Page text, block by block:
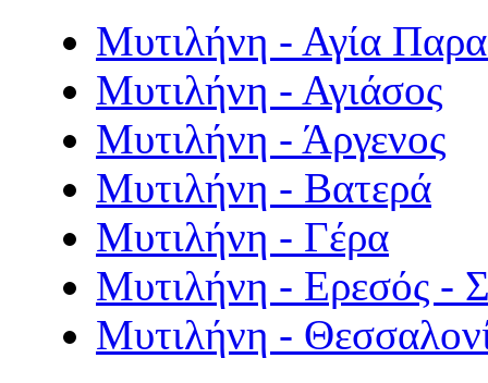
Μυτιλήνη - Αγία
Μυτιλήνη - Αγιάσος
Μυτιλήνη - Άργενος
Μυτιλήνη - Βατερά
Μυτιλήνη - Γέρα
Μυτιλήνη - Ερεσός -
Μυτιλήνη -